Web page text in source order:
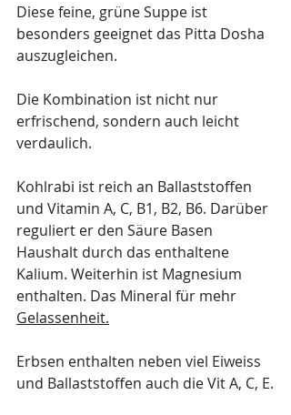
Diese feine, grüne Suppe ist
besonders geeignet das Pitta Dosha
auszugleichen.
Die Kombination ist nicht nur
erfrischend, sondern auch leicht
verdaulich.
Kohlrabi ist reich an Ballaststoffen
und Vitamin A, C, B1, B2, B6. Darüber
reguliert er den Säure Basen
Haushalt durch das enthaltene
Kalium. Weiterhin ist Magnesium
enthalten. Das Mineral für mehr
Gelassenheit.
Erbsen enthalten neben viel Eiweiss
und Ballaststoffen auch die Vit A, C, E.